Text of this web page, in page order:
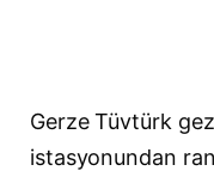
Gerze Tüvtürk
istasyonundan